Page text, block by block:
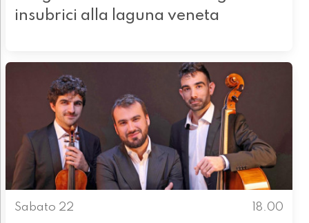
insubrici alla laguna veneta
Sabato 22
18.00